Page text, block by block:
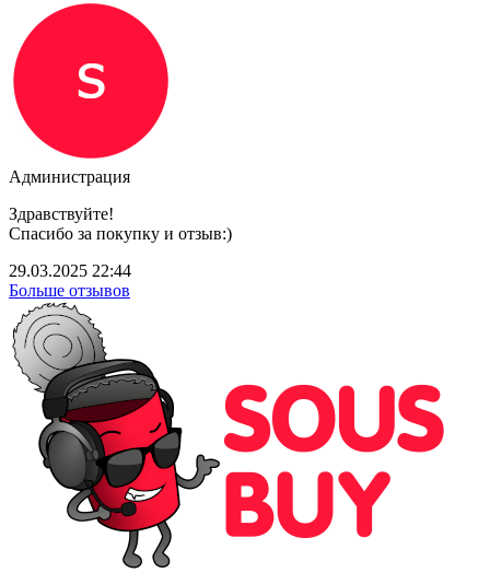
Администрация
Здравствуйте!
Спасибо за покупку и отзыв:)
29.03.2025 22:44
Больше отзывов